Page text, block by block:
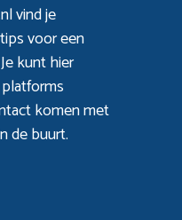
vind je
voor een
kunt hier
komen met
de buurt.